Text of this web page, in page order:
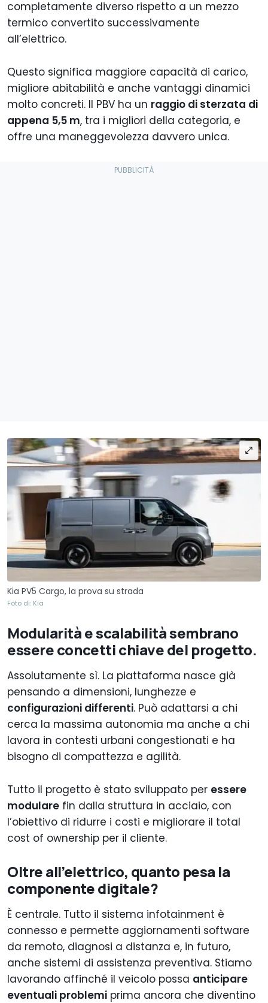
completamente diverso rispetto a un mezzo
termico convertito successivamente
all’elettrico.
Questo significa maggiore capacità di carico,
migliore abitabilità e anche vantaggi dinamici
molto concreti. Il PBV ha un raggio di sterzata di
appena 5,5 m, tra i migliori della categoria, e
offre una maneggevolezza davvero unica.
Kia PV5 Cargo, la prova su strada
Foto di: Kia
Modularità e scalabilità sembrano
essere concetti chiave del progetto.
Assolutamente sì. La piattaforma nasce già
pensando a dimensioni, lunghezze e
configurazioni differenti. Può adattarsi a chi
cerca la massima autonomia ma anche a chi
lavora in contesti urbani congestionati e ha
bisogno di compattezza e agilità.
Tutto il progetto è stato sviluppato per essere
modulare fin dalla struttura in acciaio, con
l’obiettivo di ridurre i costi e migliorare il total
cost of ownership per il cliente.
Oltre all’elettrico, quanto pesa la
componente digitale?
È centrale. Tutto il sistema infotainment è
connesso e permette aggiornamenti software
da remoto, diagnosi a distanza e, in futuro,
anche sistemi di assistenza preventiva. Stiamo
lavorando affinché il veicolo possa anticipare
eventuali problemi prima ancora che diventino